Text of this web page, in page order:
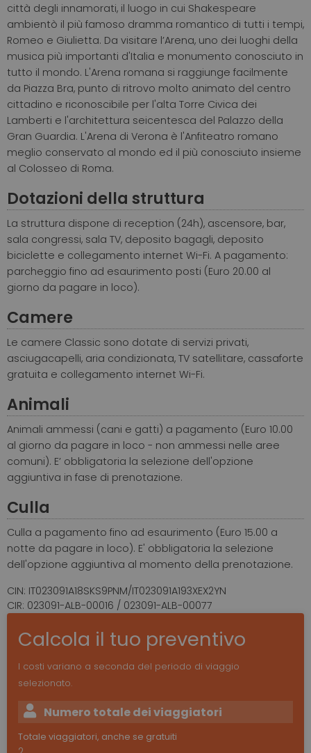
città degli innamorati, il luogo in cui Shakespeare
ambientò il più famoso dramma romantico di tutti i tempi,
Romeo e Giulietta. Da visitare l’Arena, uno dei luoghi della
musica più importanti d'Italia e monumento conosciuto in
tutto il mondo. L'Arena romana si raggiunge facilmente
da Piazza Bra, punto di ritrovo molto animato del centro
cittadino e riconoscibile per l'alta Torre Civica dei
Lamberti e l'architettura seicentesca del Palazzo della
Gran Guardia. L'Arena di Verona è l'Anfiteatro romano
meglio conservato al mondo ed il più conosciuto insieme
al Colosseo di Roma.
Dotazioni della struttura
La struttura dispone di reception (24h), ascensore, bar,
sala congressi, sala TV, deposito bagagli, deposito
biciclette e collegamento internet Wi-Fi. A pagamento:
parcheggio fino ad esaurimento posti (Euro 20.00 al
giorno da pagare in loco).
Camere
Le camere Classic sono dotate di servizi privati,
asciugacapelli, aria condizionata, TV satellitare, cassaforte
gratuita e collegamento internet Wi-Fi.
Animali
Animali ammessi (cani e gatti) a pagamento (Euro 10.00
al giorno da pagare in loco - non ammessi nelle aree
comuni). E’ obbligatoria la selezione dell'opzione
aggiuntiva in fase di prenotazione.
Culla
Culla a pagamento fino ad esaurimento (Euro 15.00 a
notte da pagare in loco). E' obbligatoria la selezione
dell'opzione aggiuntiva al momento della prenotazione.
CIN: IT023091A18SKS9PNM/IT023091A193XEX2YN
CIR: 023091-ALB-00016 / 023091-ALB-00077
Calcola il tuo preventivo
I costi variano a seconda del periodo di viaggio
selezionato.
Numero totale dei viaggiatori
Totale viaggiatori, anche se gratuiti